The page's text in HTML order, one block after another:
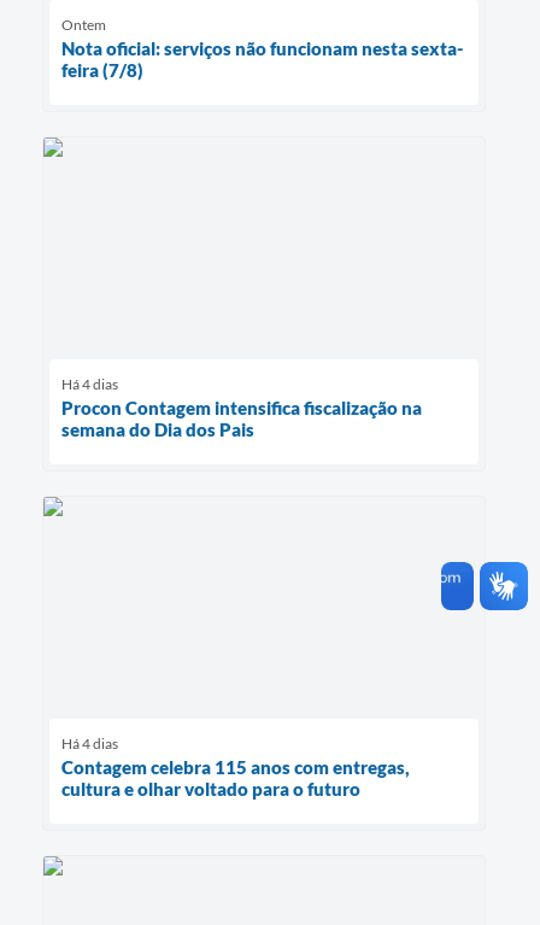
Ontem
Nota oficial: serviços não funcionam nesta sexta-
feira (7/8)
Há 4 dias
Procon Contagem intensifica fiscalização na
semana do Dia dos Pais
Há 4 dias
Contagem celebra 115 anos com entregas,
cultura e olhar voltado para o futuro